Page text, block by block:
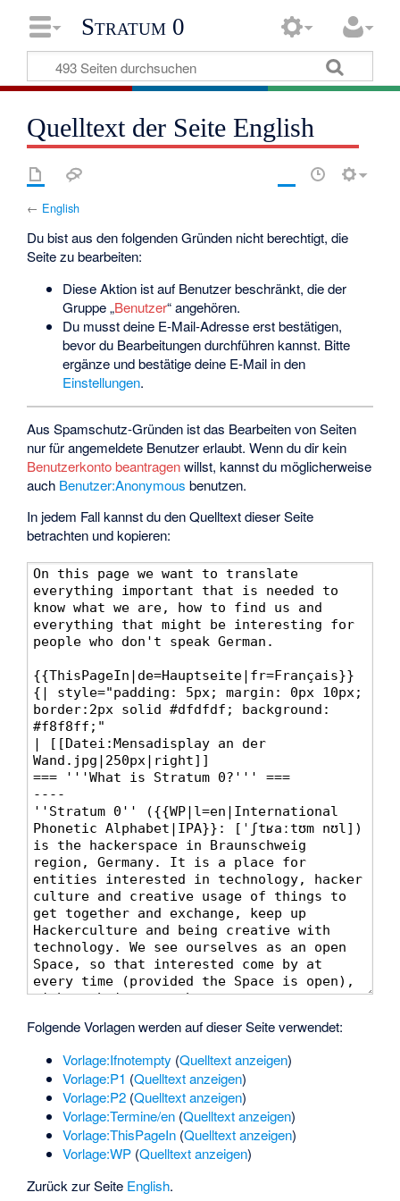
Stratum 0
Quelltext der Seite English
← English
Du bist aus den folgenden Gründen nicht berechtigt, die
Seite zu bearbeiten:
Diese Aktion ist auf Benutzer beschränkt, die der
Gruppe „Benutzer“ angehören.
Du musst deine E-Mail-Adresse erst bestätigen,
bevor du Bearbeitungen durchführen kannst. Bitte
ergänze und bestätige deine E-Mail in den
Einstellungen.
Aus Spamschutz-Gründen ist das Bearbeiten von Seiten
nur für angemeldete Benutzer erlaubt. Wenn du dir kein
Benutzerkonto beantragenwillst, kannst du möglicherweise
auch Benutzer:Anonymous benutzen.
In jedem Fall kannst du den Quelltext dieser Seite
betrachten und kopieren:
Folgende Vorlagen werden auf dieser Seite verwendet:
Vorlage:Ifnotempty (Quelltext anzeigen)
Vorlage:P1 (Quelltext anzeigen)
Vorlage:P2 (Quelltext anzeigen)
Vorlage:Termine/en (Quelltext anzeigen)
Vorlage:ThisPageIn (Quelltext anzeigen)
Vorlage:WP (Quelltext anzeigen)
Zurück zur Seite English.